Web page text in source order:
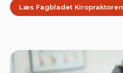
Læs Fagbladet Kiropraktoren